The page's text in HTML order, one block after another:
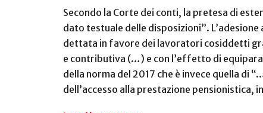
Secondo la Corte dei conti, la pretesa di
dato testuale delle disposizioni”.
dettata in favore dei lavoratori cosiddetti
e contributiva (…) e con l’effetto di
della norma del 2017 che è invece quella
dell’accesso alla prestazione